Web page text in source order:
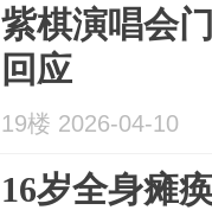
紫棋演唱会
回应
19楼 2026-04-10
16岁全身瘫